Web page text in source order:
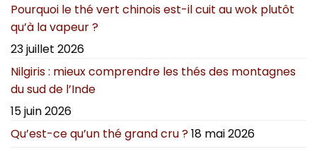
Pourquoi le thé vert chinois est-il cuit au wok plutôt
qu’à la vapeur ?
23 juillet 2026
Nilgiris : mieux comprendre les thés des montagnes
du sud de l’Inde
15 juin 2026
Qu’est-ce qu’un thé grand cru ?18 mai 2026